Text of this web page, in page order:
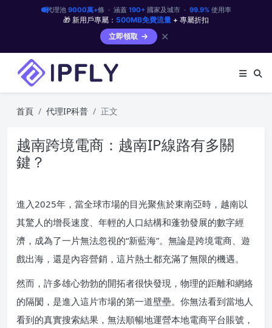
代理池 9000萬+條 · 涵蓋 190+國家及城市 · 99.9%使用率
🎁 新用戶專屬： 500MB免費流量 + 專屬折扣
立即領取
✕
首頁 代理IP科普 正文
越南跨境電商：越南IP線路有多關
鍵？
進入2025年，當全球市場的目光聚焦於東南亞時，越南以
其驚人的增長速度、年輕的人口結構和蓬勃發展的數字經
濟，成為了一片無法忽視的“新藍海”。無論是跨境電商、遊
戲出海，還是內容營銷，這片熱土都充滿了無限的機遇。
然而，許多雄心勃勃的開拓者很快發現，物理的距離和網絡
的隔閡，是進入這片市場的第一道壁壘。你無法看到當地人
看到的真實搜索結果，無法順暢地運營本地電商平台賬號，